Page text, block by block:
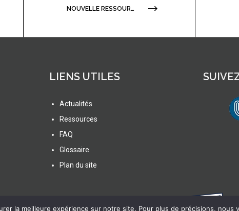
NOUVELLE RESSOURCE DORANUM ! DMP OPIDOR – LE MODÈLE STRUCTURÉ
LIENS UTILES
Actualités
Ressources
FAQ
Glossaire
Plan du site
la meilleure expérience sur notre site. Pour plus de précisions,